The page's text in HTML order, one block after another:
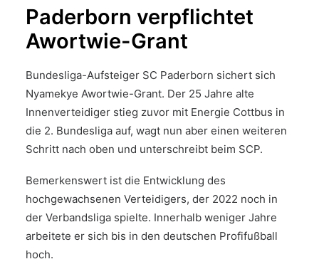
Paderborn verpflichtet
Awortwie-Grant
Bundesliga-Aufsteiger SC Paderborn sichert sich
Nyamekye Awortwie-Grant. Der 25 Jahre alte
Innenverteidiger stieg zuvor mit Energie Cottbus in
die 2. Bundesliga auf, wagt nun aber einen weiteren
Schritt nach oben und unterschreibt beim SCP.
Bemerkenswert ist die Entwicklung des
hochgewachsenen Verteidigers, der 2022 noch in
der Verbandsliga spielte. Innerhalb weniger Jahre
arbeitete er sich bis in den deutschen Profifußball
hoch.